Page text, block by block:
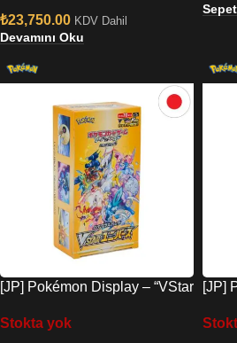
₺23,750.00 KDV Dahil
Devamını Oku
[JP] Pokémon Display – “VStar
Stokta yok
[JP]